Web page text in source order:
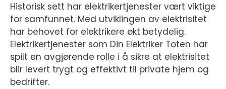
Historisk sett har elektrikertjenester vært viktige
for samfunnet. Med utviklingen av elektrisitet
har behovet for elektrikere økt betydelig.
Elektrikertjenester som Din Elektriker Toten har
spilt en avgjørende rolle i å sikre at elektrisitet
blir levert trygt og effektivt til private hjem og
bedrifter.